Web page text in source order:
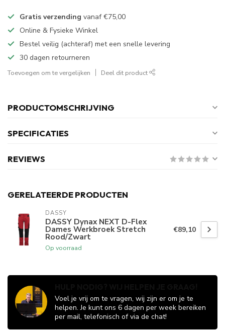
Gratis verzending vanaf€75,00
Online & Fysieke Winkel
Bestel veilig (achteraf) met een snelle levering
30 dagen retourneren
Toevoegen om te vergelijken Deel dit product
PRODUCTOMSCHRIJVING
SPECIFICATIES
REVIEWS
GERELATEERDE PRODUCTEN
DASSY
DASSY Dynax NEXT D-Flex
Dames Werkbroek Stretch
Rood/Zwart
Op voorraad
€89,10
Voel je vrij om te vragen, wij zijn er om je te
helpen. Je kunt ons 6 dagen per week bereiken
per mail, telefonisch of via de chat!